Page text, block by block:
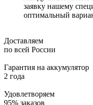
заявку нашему
оптимальный
Доставляем
по всей России
Гарантия на аккумулятор
2 года
Удовлетворяем
95% заказов